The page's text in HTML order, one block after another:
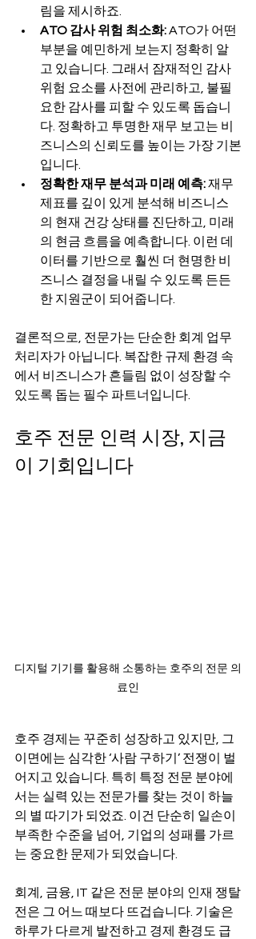
림을 제시하죠.
ATO 감사 위험 최소화: ATO가 어떤
부분을 예민하게 보는지 정확히 알
고 있습니다. 그래서 잠재적인 감사
위험 요소를 사전에 관리하고, 불필
요한 감사를 피할 수 있도록 돕습니
다. 정확하고 투명한 재무 보고는 비
즈니스의 신뢰도를 높이는 가장 기본
입니다.
정확한 재무 분석과 미래 예측: 재무
제표를 깊이 있게 분석해 비즈니스
의 현재 건강 상태를 진단하고, 미래
의 현금 흐름을 예측합니다. 이런 데
이터를 기반으로 훨씬 더 현명한 비
즈니스 결정을 내릴 수 있도록 든든
한 지원군이 되어줍니다.
결론적으로, 전문가는 단순한 회계 업무
처리자가 아닙니다. 복잡한 규제 환경 속
에서 비즈니스가 흔들림 없이 성장할 수
있도록 돕는 필수 파트너입니다.
호주 전문 인력 시장, 지금
이 기회입니다
디지털 기기를 활용해 소통하는 호주의 전문 의
료인
호주 경제는 꾸준히 성장하고 있지만, 그
이면에는 심각한 ‘사람 구하기’ 전쟁이 벌
어지고 있습니다. 특히 특정 전문 분야에
서는 실력 있는 전문가를 찾는 것이 하늘
의 별 따기가 되었죠. 이건 단순히 일손이
부족한 수준을 넘어, 기업의 성패를 가르
는 중요한 문제가 되었습니다.
회계, 금융, IT 같은 전문 분야의 인재 쟁탈
전은 그 어느 때보다 뜨겁습니다. 기술은
하루가 다르게 발전하고 경제 환경도 급